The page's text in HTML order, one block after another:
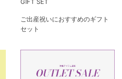
GIFT SET
ご出産祝いにおすすめのギフト
セット